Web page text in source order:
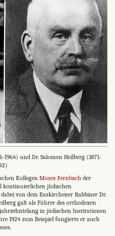
1964) und Dr. Salomon Heilberg (1871-
Kollegen Moses Fernbach der
kontinuierlichen jüdischen
von dem Euskirchener Rabbiner Dr.
galt als Führer des orthodoxen
in jüdischen Institutionen
1924 zum Beispiel fungierte er auch